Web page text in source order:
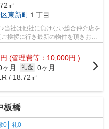
㎡
東新町 １丁目
当社は他社に負けない総合仲介店を
挨拶に行き最新の物件を頂きお客
円 (管理費等：10,000円 )
ヶ月 礼金 0ヶ月
/ 18.72㎡
板橋
0 礼0